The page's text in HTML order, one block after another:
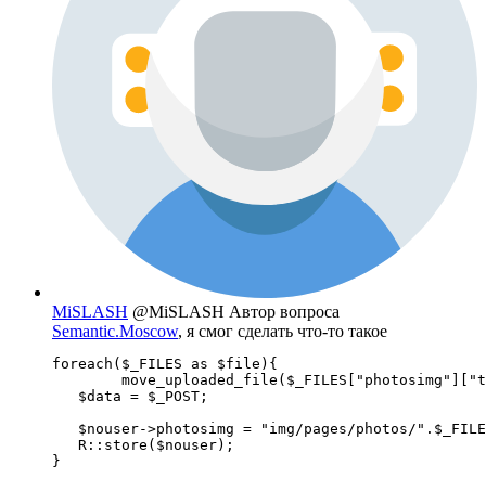
MiSLASH @MiSLASH Автор вопроса
Semantic.Moscow, я смог сделать что-то такое
foreach($_FILES as $file){
   $data = $_POST;
$nouser->photosimg = "img/pages/photos/
   R::store($nouser);
}